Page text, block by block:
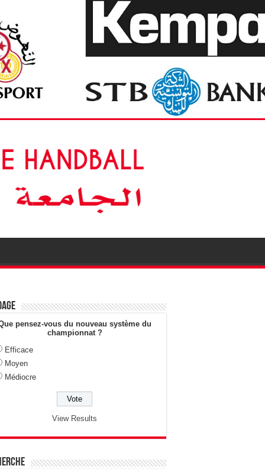
pensez-vous du nouveau système du
championnat ?
Efficace
Moyen
Médiocre
View Results